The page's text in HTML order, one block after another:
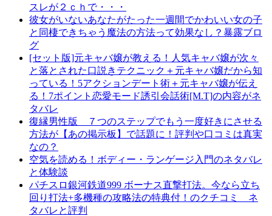
スレが２ｃｈで・・・
彼女がいないあなたがたった一週間でかわいい女の子
と同棲できちゃう魔法の方法って効果なし？暴露ブロ
グ
[セット版]元キャバ嬢が教える！人気キャバ嬢が次々
と落とされた口説きテクニック＋元キャバ嬢だから知
っている！5アクションデート術＋元キャバ嬢が伝え
る！7ポイント恋愛モード誘引会話術[M.T]の内容がネ
タバレ
復縁男性版 ７つのステップでもう一度好きにさせる
方法が【あの掲示板】で話題に！評判や口コミは真実
なの？
空気を読める！ボディー・ランゲージ入門のネタバレ
と体験談
パチスロ銀河鉄道999 ボーナス直撃打法。今なら立ち
回り打法+多機種の攻略法の特典付！のクチコミ ネ
タバレと評判